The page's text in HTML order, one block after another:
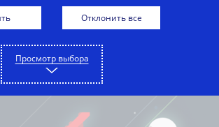
Отклонить все
Просмотр выбора